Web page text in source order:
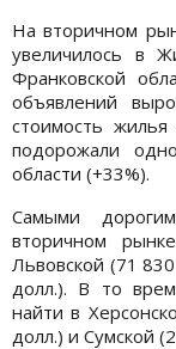
На вторичном
увеличилось в
Франковской
объявлений
стоимость
подорожали
области (+33%).
Самыми
вторичном
Львовской (71
долл.). В то
найти в
долл.) и Сумской